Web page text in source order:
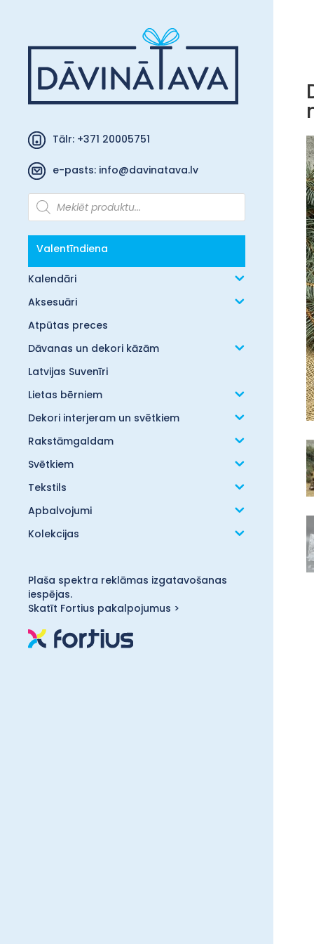
Tālr: +371 20005751
e-pasts: info@davinatava.lv
Products
search
Valentīndiena
Kalendāri
Aksesuāri
Atpūtas preces
Dāvanas un dekori kāzām
Latvijas Suvenīri
Lietas bērniem
Dekori interjeram un svētkiem
Rakstāmgaldam
Svētkiem
Tekstils
Apbalvojumi
Kolekcijas
Plaša spektra reklāmas izgatavošanas
iespējas.
Skatīt Fortius pakalpojumus >